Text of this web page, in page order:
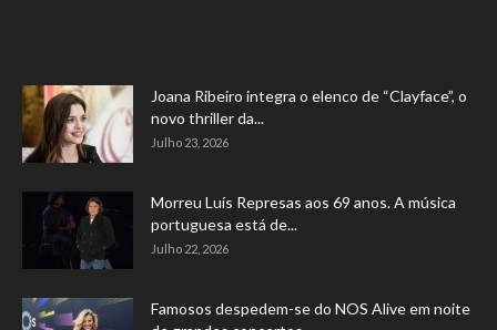
Joana Ribeiro integra o elenco de “Clayface”, o
novo thriller da...
Julho 23, 2026
Morreu Luís Represas aos 69 anos. A música
portuguesa está de...
Julho 22, 2026
Famosos despedem-se do NOS Alive em noite